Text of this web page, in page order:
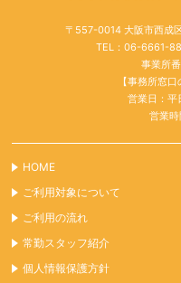
〒557-0014 大阪市西成
TEL：06-6661-
事業所
【事務所窓
営業日：平
営業
HOME
ご利用対象について
ご利用の流れ
常勤スタッフ紹介
個人情報保護方針